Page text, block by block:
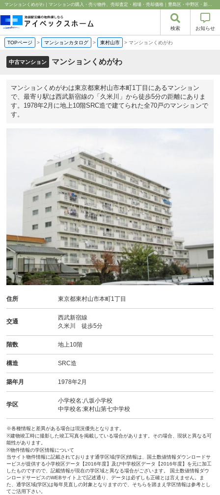
マンションくめがわ｜マンションの購入・売り物件、売却査定・相場・売却価格｜豊島区・中野区・新宿区の中古マンション・リノベーション情報なら池袋のアイベックスホーム！
検索 お知らせ
TOPページ > マンションカタログ > 東村山市 > マンションくめがわ
中古マンション マンションくめがわ
マンションくめがわは東京都東村山市本町1丁目にあるマンション
で、最寄り駅は西武新宿線の「久米川」から徒歩5分の距離にありま
す。1978年2月に地上10階SRC造で建てられた全70戸のマンションで
す。
住所 東京都東村山市本町1丁目
交通
西武新宿線
久米川 徒歩5分
階数 地上10階
構造 SRC造
築年月 1978年2月
学区
小学校名:八坂小学校
中学校名:東村山第七中学校
※各種情報と差異がある場合は現況優先となります。
※建物竣工時に撮影した竣工写真を掲載している場合があります。その場合、現状と異なる可
能性があります。
※物件情報の学区情報について
当サイト物件情報に記載されております通学区域(学区)情報は、国土数値情報ダウンロードサ
ービスが提供する小学校区データ【2016年度】及び中学校区データ【2016年度】を元に加工
したものですので、記載情報が現在の学区域と異なる場合がございます。 国土数値情報ダウ
ンロードサービスのWEBサイト上で記述通り、データは必ずしも正確とは言えません。ま
た、通学区域(学区)は毎年見直しの対象となりますので、そちらを踏まえ学区情報は参考とし
てご活用下さい。